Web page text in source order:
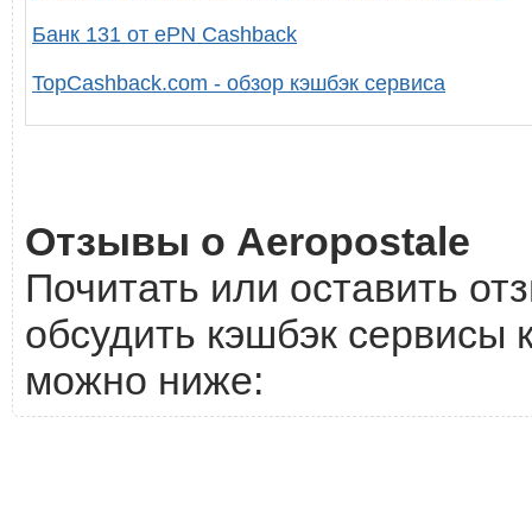
Банк 131 от ePN Cashback
TopCashback.com - обзор кэшбэк сервиса
Отзывы о Aeropostale
Почитать или оставить
обсудить кэшбэк сервисы
можно ниже: